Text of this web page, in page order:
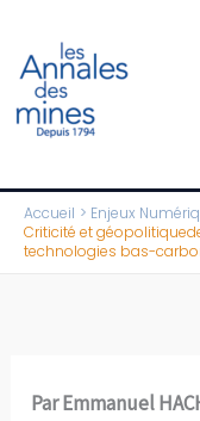
contenu
Accueil
Enjeux
Criticité et
technologies bas-
Par Emmanuel